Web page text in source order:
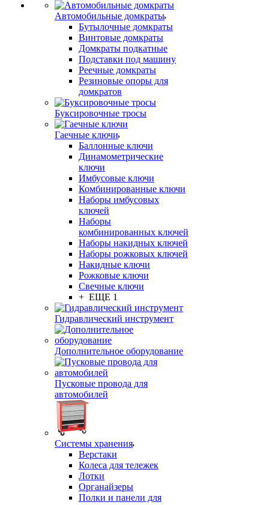
Автомобильные домкраты
Бутылочные домкраты
Винтовые домкраты
Домкраты подкатные
Подставки под машину
Реечные домкраты
Резиновые опоры для
домкратов
Буксировочные тросы
Гаечные ключи
Баллонные ключи
Динамометрические
ключи
Имбусовые ключи
Комбинированные ключи
Наборы имбусовых
ключей
Наборы
комбинированных ключей
Наборы накидных ключей
Наборы рожковых ключей
Накидные ключи
Рожковые ключи
Свечные ключи
+ ЕЩЕ 1
Гидравлический инструмент
Дополнительное оборудование
Пусковые провода для
автомобилей
Системы хранения
Верстаки
Колеса для тележек
Лотки
Органайзеры
Полки и панели для